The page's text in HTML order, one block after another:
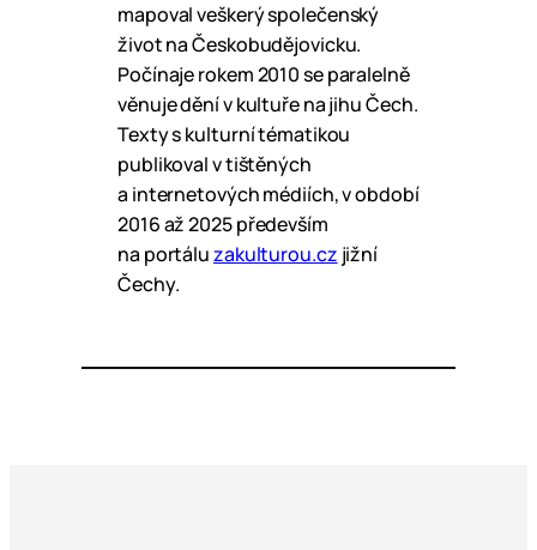
mapoval veškerý společenský
život na Českobudějovicku.
Počínaje rokem 2010 se paralelně
věnuje dění v kultuře na jihu Čech.
Texty s kulturní tématikou
publikoval v tištěných
a internetových médiích, v období
2016 až 2025 především
na portáluzakulturou.cz jižní
Čechy.